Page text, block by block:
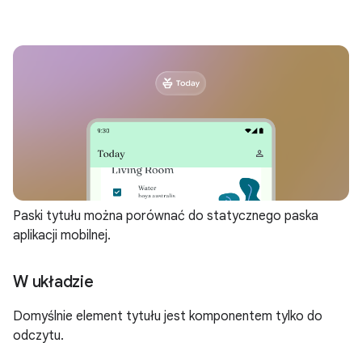
Paski tytułu można porównać do statycznego paska
aplikacji mobilnej.
W układzie
Domyślnie element tytułu jest komponentem tylko do
odczytu.